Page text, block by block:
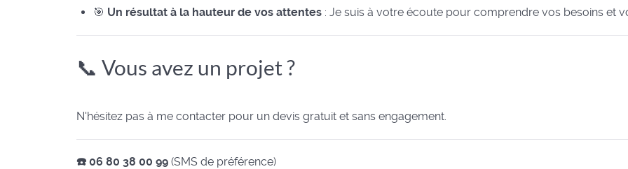
🎯 Un résultat à la hauteur de vos attentes : Je suis à votre écoute pour comprendre vos besoins et
📞 Vous avez un projet ?
N'hésitez pas à me contacter pour un devis gratuit et sans engagement.
☎️ 06 80 38 00 99 (SMS de préférence)